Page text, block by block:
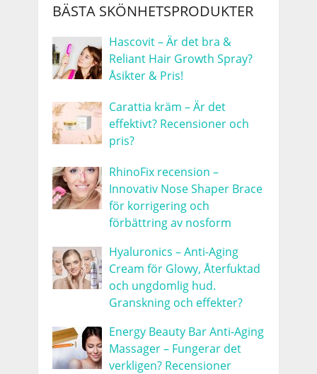
BÄSTA SKÖNHETSPRODUKTER
Hascovit – Är det bra &
Reliant Hair Growth Spray?
Åsikter & Pris!
Carattia kräm – Är det
effektivt? Recensioner och
pris?
RhinoFix recension –
Innovativ Nose Shaper Brace
för korrigering och
förbättring av nosform
Hyaluronics – Anti-Aging
Cream för Glowy, Återfuktad
och ungdomlig hud.
Granskning och effekter?
Energy Beauty Bar Anti-Aging
Massager – Fungerar det
verkligen? Recensioner